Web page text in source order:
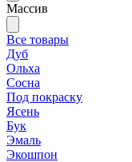
Массив
Все товары
Дуб
Ольха
Сосна
Под покраску
Ясень
Бук
Эмаль
Экошпон